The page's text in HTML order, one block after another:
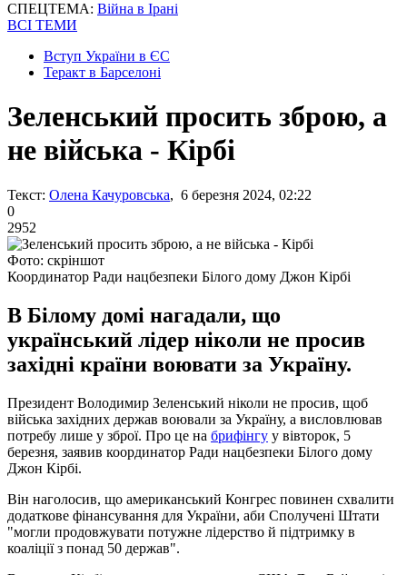
СПЕЦТЕМА: Війна в Ірані
ВСІ ТЕМИ
Вступ України в ЄС
Теракт в Барселоні
Зеленський просить зброю, а
не війська - Кірбі
Текст: Олена Качуровська, 6 березня 2024, 02:22
0
2952
Фото: скріншот
Координатор Ради нацбезпеки Білого дому Джон Кірбі
В Білому домі нагадали, що
український лідер ніколи не просив
західні країни воювати за Україну.
Президент Володимир Зеленський ніколи не просив, щоб
війська західних держав воювали за Україну, а висловлював
потребу лише у зброї. Про це на брифінгу у вівторок, 5
березня, заявив координатор Ради нацбезпеки Білого дому
Джон Кірбі.
Він наголосив, що американський Конгрес повинен схвалити
додаткове фінансування для України, аби Сполучені Штати
"могли продовжувати потужне лідерство й підтримку в
коаліції з понад 50 держав".